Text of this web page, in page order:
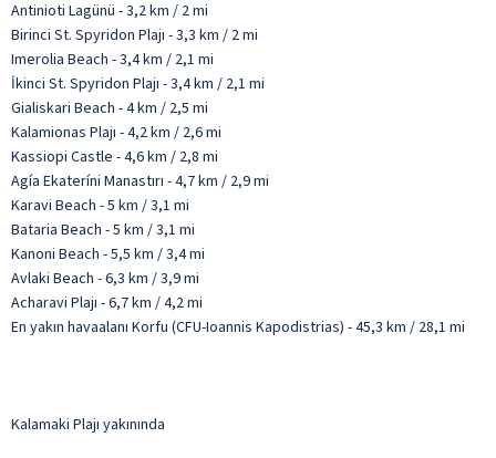
Antinioti Lagünü - 3,2 km / 2 mi
Birinci St. Spyridon Plajı - 3,3 km / 2 mi
Imerolia Beach - 3,4 km / 2,1 mi
İkinci St. Spyridon Plajı - 3,4 km / 2,1 mi
Gialiskari Beach - 4 km / 2,5 mi
Kalamionas Plajı - 4,2 km / 2,6 mi
Kassiopi Castle - 4,6 km / 2,8 mi
Agía Ekateríni Manastırı - 4,7 km / 2,9 mi
Karavi Beach - 5 km / 3,1 mi
Bataria Beach - 5 km / 3,1 mi
Kanoni Beach - 5,5 km / 3,4 mi
Avlaki Beach - 6,3 km / 3,9 mi
Acharavi Plajı - 6,7 km / 4,2 mi
En yakın havaalanı Korfu (CFU-Ioannis Kapodistrias) - 45,3 km / 28,1 mi
Kalamaki Plajı yakınında